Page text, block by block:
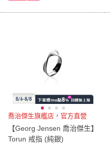
喬治傑生旗艦店，官方直營
【Georg Jensen 喬治傑生】
Torun 戒指 (純銀)